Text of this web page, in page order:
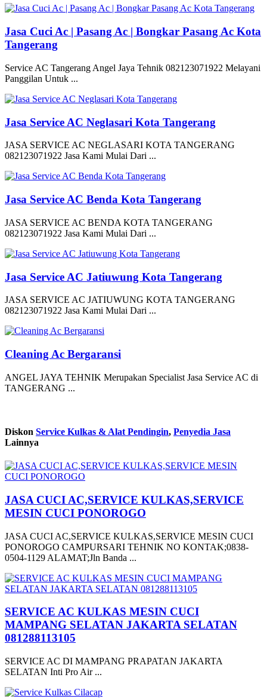
Jasa Cuci Ac | Pasang Ac | Bongkar Pasang Ac Kota
Tangerang
Service AC Tangerang Angel Jaya Tehnik 082123071922 Melayani
Panggilan Untuk ...
Jasa Service AC Neglasari Kota Tangerang
JASA SERVICE AC NEGLASARI KOTA TANGERANG
082123071922 Jasa Kami Mulai Dari ...
Jasa Service AC Benda Kota Tangerang
JASA SERVICE AC BENDA KOTA TANGERANG
082123071922 Jasa Kami Mulai Dari ...
Jasa Service AC Jatiuwung Kota Tangerang
JASA SERVICE AC JATIUWUNG KOTA TANGERANG
082123071922 Jasa Kami Mulai Dari ...
Cleaning Ac Bergaransi
ANGEL JAYA TEHNIK Merupakan Specialist Jasa Service AC di
TANGERANG ...
Diskon Service Kulkas & Alat Pendingin, Penyedia Jasa
Lainnya
JASA CUCI AC,SERVICE KULKAS,SERVICE
MESIN CUCI PONOROGO
JASA CUCI AC,SERVICE KULKAS,SERVICE MESIN CUCI
PONOROGO CAMPURSARI TEHNIK NO KONTAK;0838-
0504-1129 ALAMAT;Jln Banda ...
SERVICE AC KULKAS MESIN CUCI
MAMPANG SELATAN JAKARTA SELATAN
081288113105
SERVICE AC DI MAMPANG PRAPATAN JAKARTA
SELATAN Inti Pro Air ...